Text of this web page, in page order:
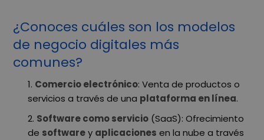
¿Conoces cuáles son los modelos
de negocio digitales más
comunes?
Comercio electrónico: Venta de productos o
servicios a través de una plataforma en línea.
Software como servicio (SaaS): Ofrecimiento
de softwarey aplicaciones en la nube a través